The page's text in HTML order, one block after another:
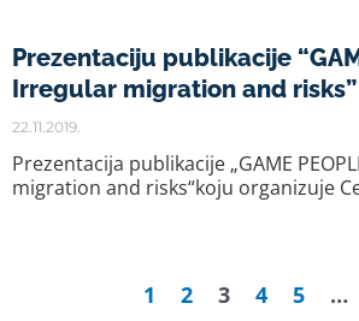
Prezentaciju publikacije
Irregular migration and risks”
22.11.2019.
Prezentacija publikacije „GAME
migration and risks“koju organizuje
1 2 3 4 5 …